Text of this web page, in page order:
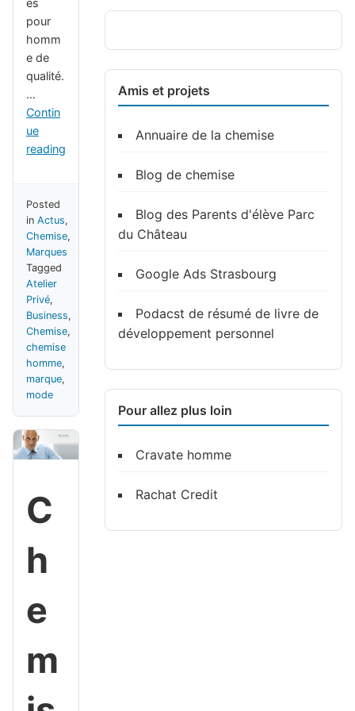
pour
homm
e de
qualité.
…
Contin
ue
reading
Posted
in Actus,
Chemise,
Marques
Tagged
Atelier
Privé,
Business,
Chemise,
chemise
homme,
marque,
mode
C
h
e
m
Amis et projets
Annuaire de la chemise
Blog de chemise
Blog des Parents d'élève Parc
du Château
Google Ads Strasbourg
Podacst de résumé de livre de
développement personnel
Pour allez plus loin
Cravate homme
Rachat Credit